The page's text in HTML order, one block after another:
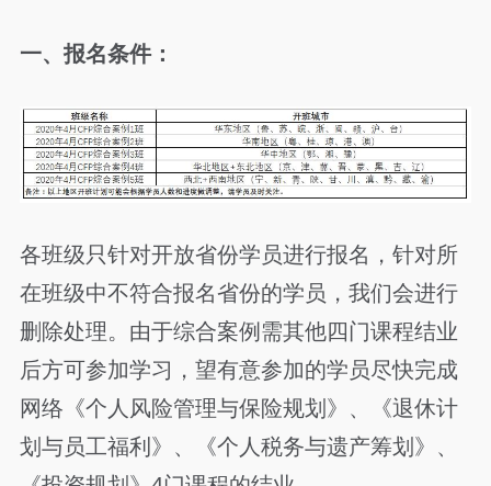
一、报名条件：
各班级只针对开放省份学员进行报名，针对所
在班级中不符合报名省份的学员，我们会进行
删除处理。由于综合案例需其他四门课程结业
后方可参加学习，望有意参加的学员尽快完成
网络《个人风险管理与保险规划》、《退休计
划与员工福利》、《个人税务与遗产筹划》、